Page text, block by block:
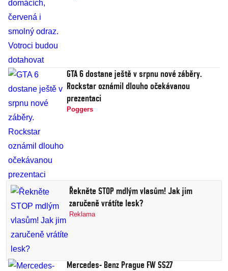
GTA 6 dostane ještě v srpnu nové záběry.
Rockstar oznámil dlouho očekávanou
prezentaci
Poggers
Řekněte STOP mdlým vlasům! Jak jim
zaručeně vrátíte lesk?
Reklama
Mercedes- Benz Prague FW SS27